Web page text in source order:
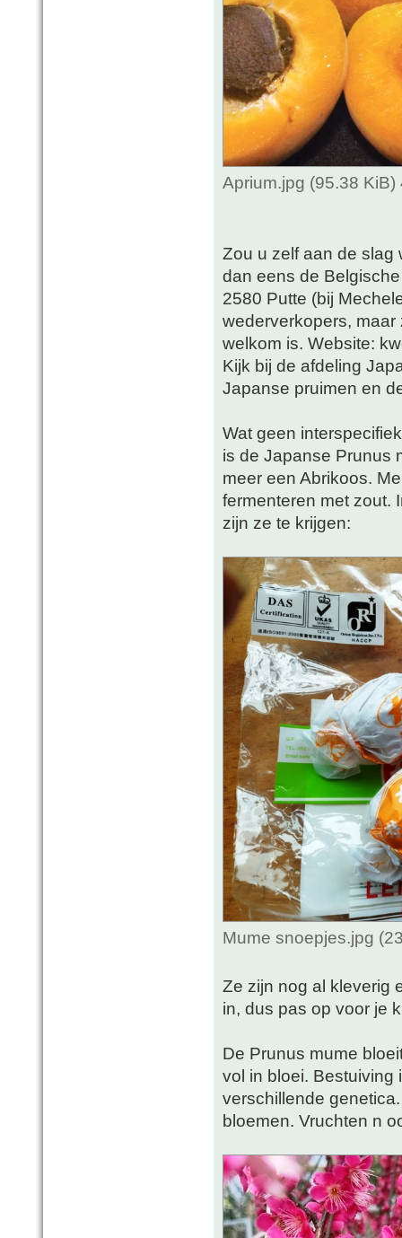
Aprium.jpg (95.38
Zou u zelf aan de slag
dan eens de
2580 Putte (bij
wederverkopers,
welkom is. Website:
Kijk bij de afdeling
Japanse pruimen en
Wat geen
is de Japanse Prunus
meer een Abrikoos.
fermenteren met zout.
zijn ze te krijgen:
Mume snoepjes.jpg
Ze zijn nog al kleverig
in, dus pas op voor je
De Prunus mume
vol in bloei. Bestuiving
verschillende
bloemen. Vruchten n